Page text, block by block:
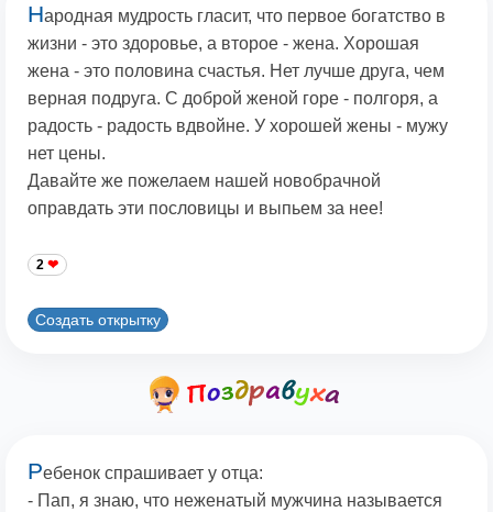
Народная мудрость гласит, что первое богатство в
жизни - это здоровье, а второе - жена. Хорошая
жена - это половина счастья. Нет лучше друга, чем
верная подруга. С доброй женой горе - полгоря, а
радость - радость вдвойне. У хорошей жены - мужу
нет цены.
Давайте же пожелаем нашей новобрачной
оправдать эти пословицы и выпьем за нее!
2
Создать открытку
Ребенок спрашивает у отца:
- Пап, я знаю, что неженатый мужчина называется